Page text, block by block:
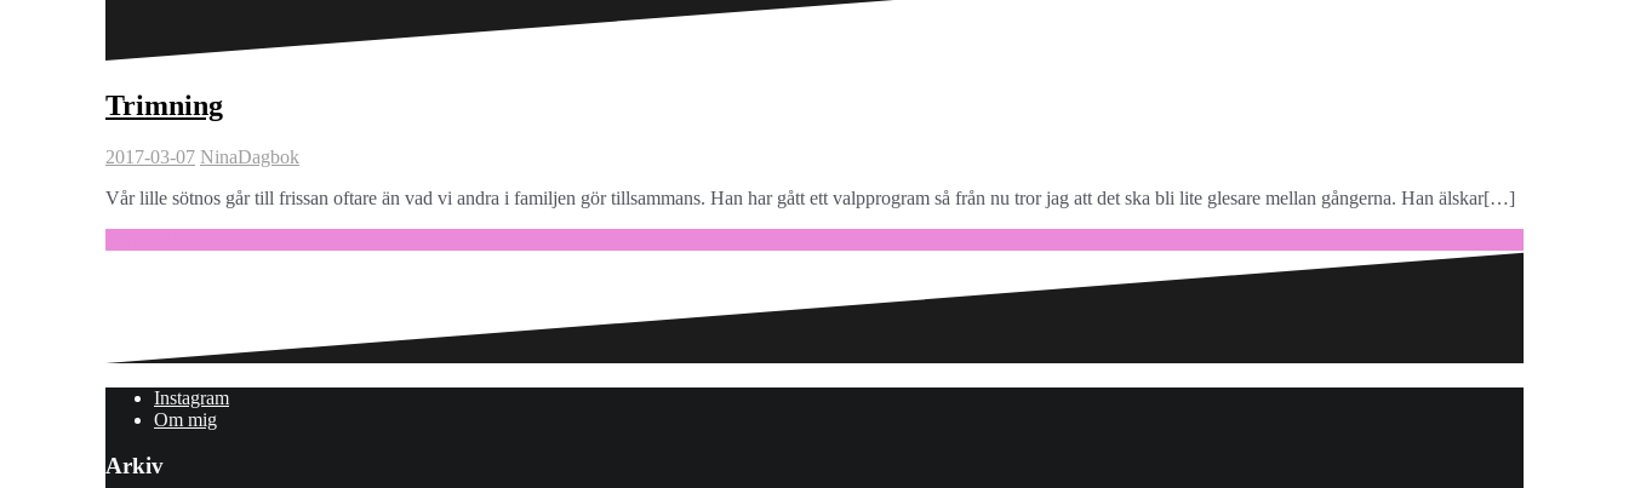
Trimning
2017-03-07 NinaDagbok
Vår lille sötnos går till frissan oftare än vad vi andra i familjen gör tillsammans. Han har gått ett valpprogram så från nu tror jag att det ska bli lite glesare mellan gångerna. Han älskar[…]
Instagram
Om mig
Arkiv